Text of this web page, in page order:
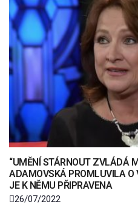
“UMĚNÍ STÁRNOUT ZVLÁDÁ
ADAMOVSKÁ PROMLUVILA
JE K NĚMU PŘIPRAVENA
26/07/2022